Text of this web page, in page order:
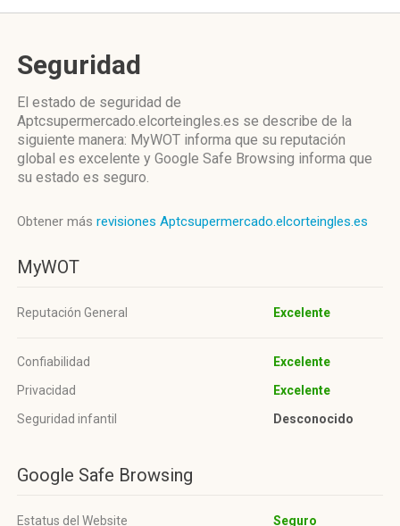
Seguridad
El estado de seguridad de
Aptcsupermercado.elcorteingles.es se describe de la
siguiente manera: MyWOT informa que su reputación
global es excelente y Google Safe Browsing informa que
su estado es seguro.
Obtener más revisiones Aptcsupermercado.elcorteingles.es
MyWOT
Reputación General Excelente
Confiabilidad
Excelente
Privacidad
Excelente
Seguridad infantil
Desconocido
Google Safe Browsing
Estatus del Website Seguro